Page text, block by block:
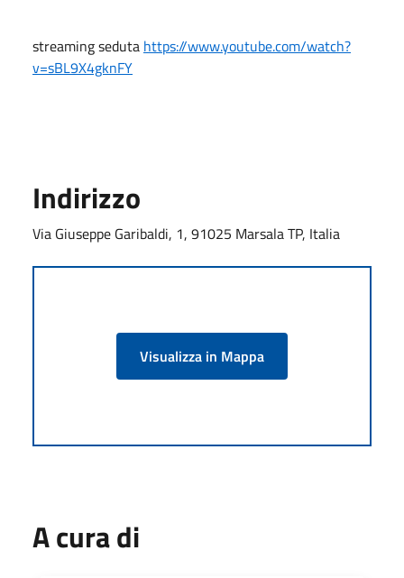
streaming seduta https://www.youtube.com/watch?
v=sBL9X4gknFY
Indirizzo
Via Giuseppe Garibaldi, 1, 91025 Marsala TP, Italia
Visualizza in Mappa
A cura di